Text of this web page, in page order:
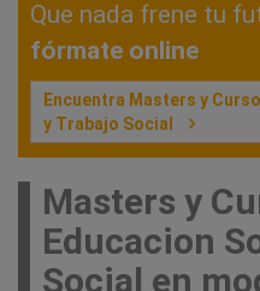
Que nada frene tu
fórmate online
Encuentra Masters y
y Trabajo Social
Masters y
Educacion
Social en